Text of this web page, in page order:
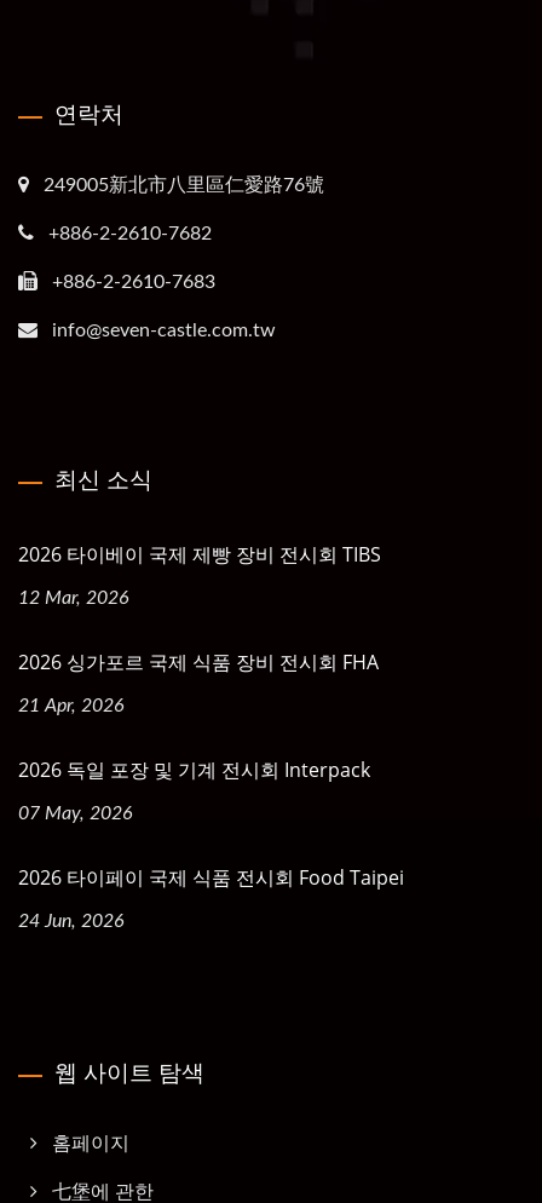
연락처
249005新北市八里區仁愛路76號
+886-2-2610-7682
+886-2-2610-7683
info@seven-castle.com.tw
최신 소식
2026 타이베이 국제 제빵 장비 전시회 TIBS
12 Mar, 2026
2026 싱가포르 국제 식품 장비 전시회 FHA
21 Apr, 2026
2026 독일 포장 및 기계 전시회 Interpack
07 May, 2026
2026 타이페이 국제 식품 전시회 Food Taipei
24 Jun, 2026
웹 사이트 탐색
홈페이지
七堡에 관한